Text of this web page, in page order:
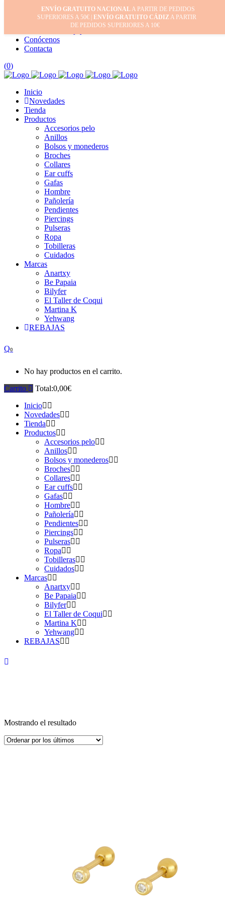
Inicio
Mi cuenta
Conócenos
Contacta
(0)
Inicio
Novedades
Tienda
Productos
Accesorios pelo
Anillos
Bolsos y monederos
Broches
Collares
Ear cuffs
Gafas
Hombre
Pañolería
Pendientes
Piercings
Pulseras
Ropa
Tobilleras
Cuidados
Marcas
Anartxy
Be Papaia
Bilyfer
El Taller de Coqui
Martina K
Yehwang
REBAJAS
0
No hay productos en el carrito.
Carrito
Total:0,00€
Inicio
Novedades
Tienda
Productos
Accesorios pelo
Anillos
Bolsos y monederos
Broches
Collares
Ear cuffs
Gafas
Hombre
Pañolería
Pendientes
Piercings
Pulseras
Ropa
Tobilleras
Cuidados
Marcas
Anartxy
Be Papaia
Bilyfer
El Taller de Coqui
Martina K
Yehwang
REBAJAS
Mostrando el resultado
ENVÍO GRATUITO NACIONALA PARTIR DE PEDIDOS
SUPERIORES A 50€ | ENVÍO GRATUITO CÁDIZA PARTIR
DE PEDIDOS SUPERIORES A 10€